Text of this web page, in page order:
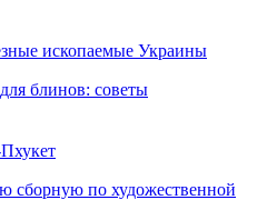
ископаемые Украины
блинов: советы
сборную по художественной